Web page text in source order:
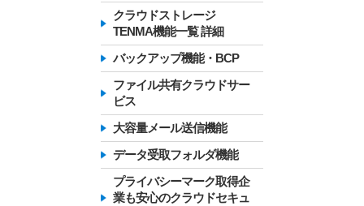
クラウドストレージ
TENMA機能一覧 詳細
バックアップ機能・BCP
ファイル共有クラウドサー
ビス
大容量メール送信機能
データ受取フォルダ機能
プライバシーマーク取得企
業も安心のクラウドセキュ